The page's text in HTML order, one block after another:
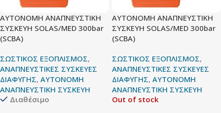
ΑΥΤΟΝΟΜΗ ΑΝΑΠΝΕΥΣΤΙΚΗ
ΣΥΣΚΕΥΗ SOLAS/MED 300bar
(SCBA)
ΣΩΣΤΙΚΟΣ ΕΞΟΠΛΙΣΜΟΣ,
ΑΝΑΠΝΕΥΣΤΙΚΕΣ ΣΥΣΚΕΥΕΣ
ΔΙΑΦΥΓΗΣ, ΑΥΤΟΝΟΜΗ
ΑΝΑΠΝΕΥΣΤΙΚΗ ΣΥΣΚΕΥΗ
Διαθέσιμο
ΑΥΤΟΝΟΜΗ ΑΝΑΠΝΕΥΣΤΙΚΗ
ΣΥΣΚΕΥΗ SOLAS/MED 300bar
(SCBA)
ΣΩΣΤΙΚΟΣ ΕΞΟΠΛΙΣΜΟΣ,
ΑΝΑΠΝΕΥΣΤΙΚΕΣ ΣΥΣΚΕΥΕΣ
ΔΙΑΦΥΓΗΣ, ΑΥΤΟΝΟΜΗ
ΑΝΑΠΝΕΥΣΤΙΚΗ ΣΥΣΚΕΥΗ
Out of stock